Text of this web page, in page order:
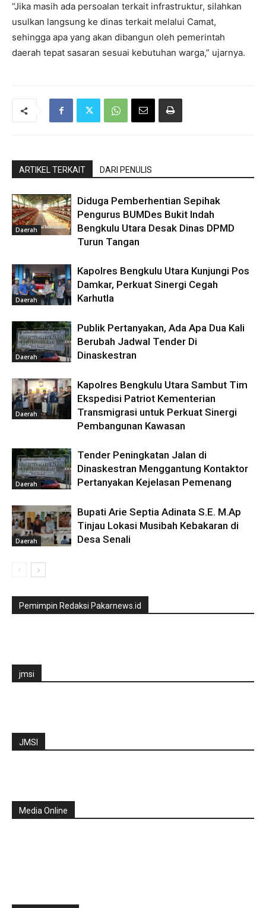
“Jika masih ada persoalan terkait infrastruktur, silahkan
usulkan langsung ke dinas terkait melalui Camat,
sehingga apa yang akan dibangun oleh pemerintah
daerah tepat sasaran sesuai kebutuhan warga,” ujarnya.
ARTIKEL TERKAIT DARI PENULIS
Daerah
Diduga Pemberhentian Sepihak
Pengurus BUMDes Bukit Indah
Bengkulu Utara Desak Dinas DPMD
Turun Tangan
Daerah
Kapolres Bengkulu Utara Kunjungi Pos
Damkar, Perkuat Sinergi Cegah
Karhutla
Daerah
Publik Pertanyakan, Ada Apa Dua Kali
Berubah Jadwal Tender Di
Dinaskestran
Daerah
Kapolres Bengkulu Utara Sambut Tim
Ekspedisi Patriot Kementerian
Transmigrasi untuk Perkuat Sinergi
Pembangunan Kawasan
Daerah
Tender Peningkatan Jalan di
Dinaskestran Menggantung Kontaktor
Pertanyakan Kejelasan Pemenang
Daerah
Bupati Arie Septia Adinata S.E. M.Ap
Tinjau Lokasi Musibah Kebakaran di
Desa Senali
Pemimpin Redaksi Pakarnews.id
jmsi
JMSI
Media Online